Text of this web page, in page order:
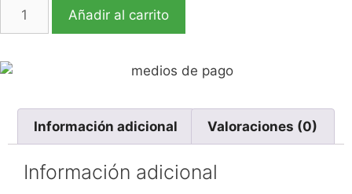
Añadir al carrito
Información adicional Valoraciones (0)
Información adicional